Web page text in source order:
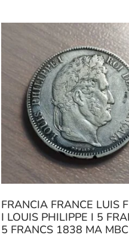
FRANCIA FRANCE LUIS
I LOUIS PHILIPPE I 5
5 FRANCS 1838 MA MBC